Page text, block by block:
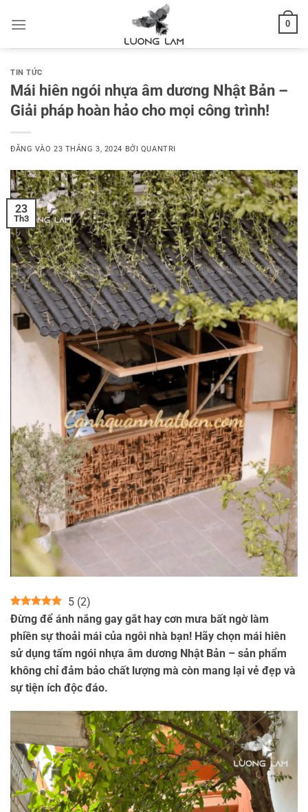
qua
0
TIN TỨC
Mái hiên ngói nhựa âm dương Nhật Bản –
Giải pháp hoàn hảo cho mọi công trình!
ĐĂNG VÀO23 THÁNG 3, 2024 BỞI QUANTRI
23
Th3
5 (2)
Đừng để ánh nắng gay gắt hay cơn mưa bất ngờ làm
phiền sự thoải mái của ngôi nhà bạn! Hãy chọn mái hiên
sử dụng tấm ngói nhựa âm dương Nhật Bản – sản phẩm
không chỉ đảm bảo chất lượng mà còn mang lại vẻ đẹp và
sự tiện ích độc đáo.